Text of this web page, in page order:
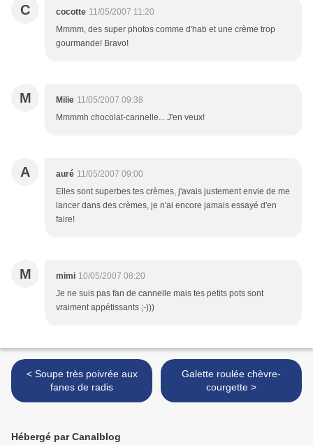
C cocotte 11/05/2007 11:20
Mmmm, des super photos comme d'hab et une crème trop
gourmande! Bravo!
M Milie 11/05/2007 09:38
Mmmmh chocolat-cannelle... J'en veux!
A auré 11/05/2007 09:00
Elles sont superbes tes crèmes, j'avais justement envie de me
lancer dans des crèmes, je n'ai encore jamais essayé d'en
faire!
M mimi 10/05/2007 08:20
Je ne suis pas fan de cannelle mais tes petits pots sont
vraiment appétissants ;-)))
< Soupe très poivrée aux
fanes de radis
Galette roulée chèvre-
courgette >
Hébergé par Canalblog